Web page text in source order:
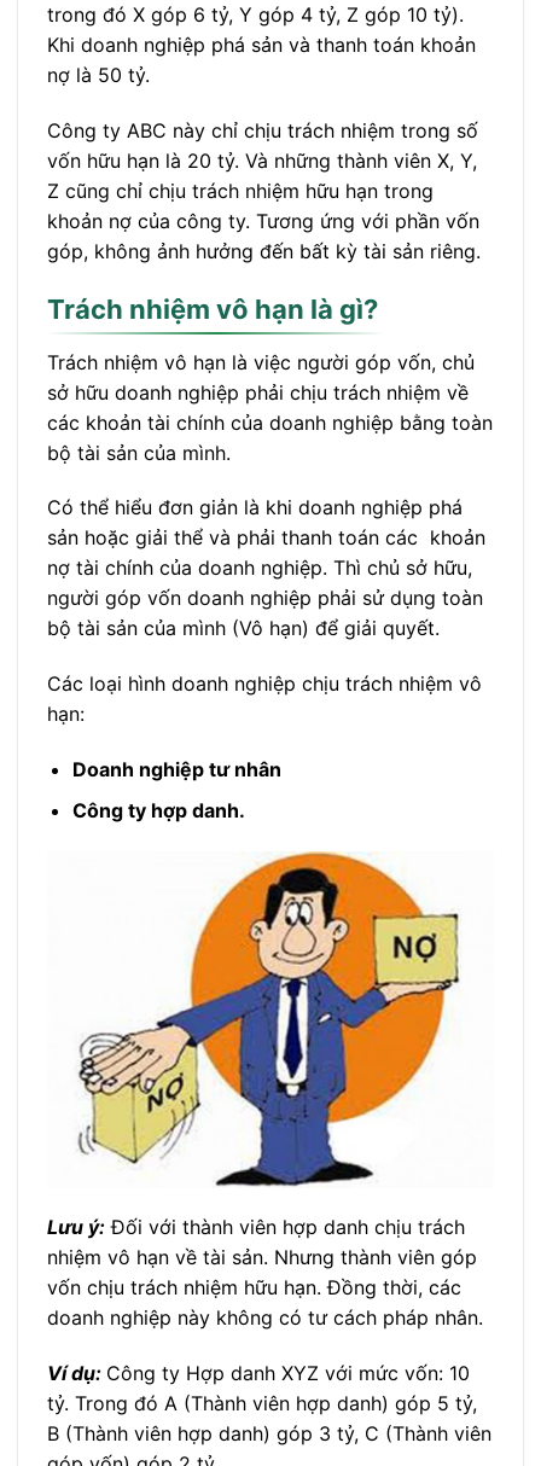
trong đó X góp 6 tỷ, Y góp 4 tỷ, Z góp 10 tỷ).
Khi doanh nghiệp phá sản và thanh toán khoản
nợ là 50 tỷ.
Công ty ABC này chỉ chịu trách nhiệm trong số
vốn hữu hạn là 20 tỷ. Và những thành viên X, Y,
Z cũng chỉ chịu trách nhiệm hữu hạn trong
khoản nợ của công ty. Tương ứng với phần vốn
góp, không ảnh hưởng đến bất kỳ tài sản riêng.
Trách nhiệm vô hạn là gì?
Trách nhiệm vô hạn là việc người góp vốn, chủ
sở hữu doanh nghiệp phải chịu trách nhiệm về
các khoản tài chính của doanh nghiệp bằng toàn
bộ tài sản của mình.
Có thể hiểu đơn giản là khi doanh nghiệp phá
sản hoặc giải thể và phải thanh toán các khoản
nợ tài chính của doanh nghiệp. Thì chủ sở hữu,
người góp vốn doanh nghiệp phải sử dụng toàn
bộ tài sản của mình (Vô hạn) để giải quyết.
Các loại hình doanh nghiệp chịu trách nhiệm vô
hạn:
Doanh nghiệp tư nhân
Công ty hợp danh.
Lưu ý: Đối với thành viên hợp danh chịu trách
nhiệm vô hạn về tài sản. Nhưng thành viên góp
vốn chịu trách nhiệm hữu hạn. Đồng thời, các
doanh nghiệp này không có tư cách pháp nhân.
Ví dụ: Công ty Hợp danh XYZ với mức vốn: 10
tỷ. Trong đó A (Thành viên hợp danh) góp 5 tỷ,
B (Thành viên hợp danh) góp 3 tỷ, C (Thành viên